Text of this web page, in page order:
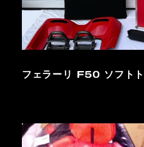
フェラーリ F50 ソフト